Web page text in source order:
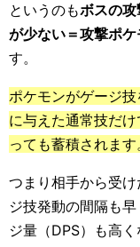
というのもボスの
が少ない＝攻撃ポ
す。
ポケモンがゲージ
に与えた通常技だ
っても蓄積されます
つまり相手から受
ジ技発動の間隔も
ジ量（DPS）も高く